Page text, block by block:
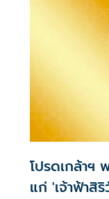
โปรดเกล้าฯ
แก่ 'เจ้าฟ้าสิ